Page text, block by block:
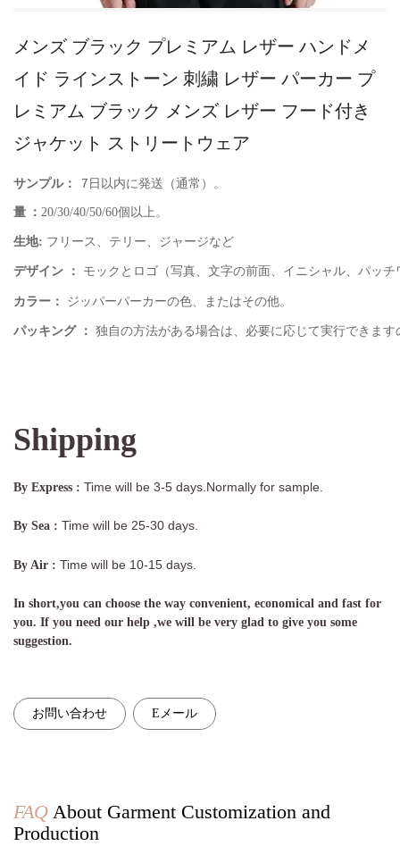
メンズ ブラック プレミアム レザー ハンドメ
イド ラインストーン 刺繍 レザー パーカー プ
レミアム ブラック メンズ レザー フード付き
ジャケット ストリートウェア
サンプル：
7日以内に発送（通常）。
量 ： 20/30/40/50/60個以上。
生地: フリース、テリー、ジャージなど
デザイン ： モックとロゴ（写真、文字の前面、イニシャル、パッ
カラー： ジッパーパーカーの色、またはその他。
パッキング ： 独自の方法がある場合は、必要に応じて実行できま
Shipping
By Express : Time will be 3-5 days.Normally for sample.
By Sea : Time will be 25-30 days.
By Air : Time will be 10-15 days.
In short,you can choose the way convenient, economical and fast for
you. If you need our help ,we will be very glad to give you some
suggestion.
お問い合わせ Eメール
FAQ About Garment Customization and
Production